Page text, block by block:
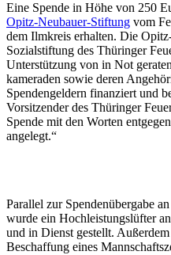
Eine Spende in Höhe von 250
Opitz-Neubauer-Stiftung vom
dem Ilmkreis erhalten. Die
Sozialstiftung des Thüringer
Unterstützung von in Not
kameraden sowie deren
Spendengeldern finanziert und
Vorsitzender des Thüringer
Spende mit den Worten
angelegt.“
Parallel zur Spendenübergabe
wurde ein Hochleistungslüfter
und in Dienst gestellt.
Beschaffung eines